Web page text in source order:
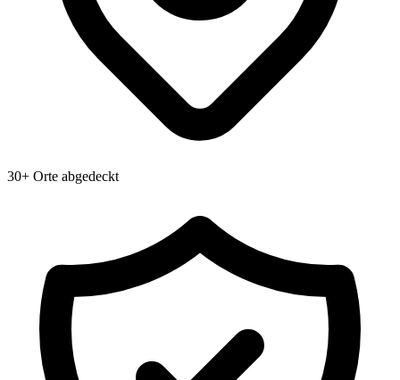
30+ Orte abgedeckt